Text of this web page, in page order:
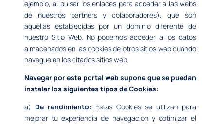
ejemplo, al pulsar los enlaces para acceder a las webs
de nuestros partners y colaboradores), que son
aquellas establecidas por un dominio diferente de
nuestro Sitio Web. No podemos acceder a los datos
almacenados en las cookies de otros sitios web cuando
navegue en los citados sitios web.
Navegar por este portal web supone que se puedan
instalar los siguientes tipos de Cookies:
a) De rendimiento: Estas Cookies se utilizan para
mejorar tu experiencia de navegación y optimizar el